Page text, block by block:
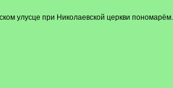
улусце при Николаевской церкви пономарём.